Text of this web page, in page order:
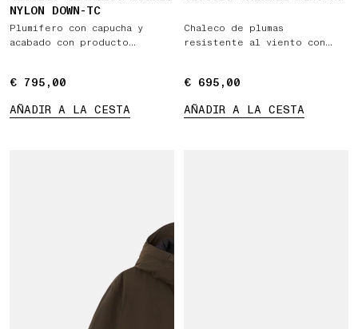
NYLON DOWN-TC
Plumífero con capucha y
acabado con producto
€ 795,00
€ 795,00
AÑADIR A LA CESTA
Chaleco de plumas
resistente al viento con
€ 695,00
€ 695,00
AÑADIR A LA CESTA